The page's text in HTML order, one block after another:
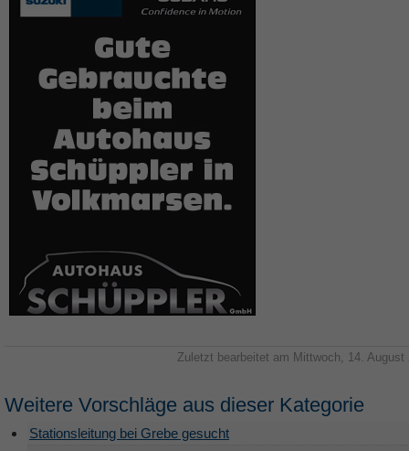
Zuletzt bearbeitet am Mittwoch, 14. August
Weitere Vorschläge aus dieser Kategorie
Stationsleitung bei Grebe gesucht